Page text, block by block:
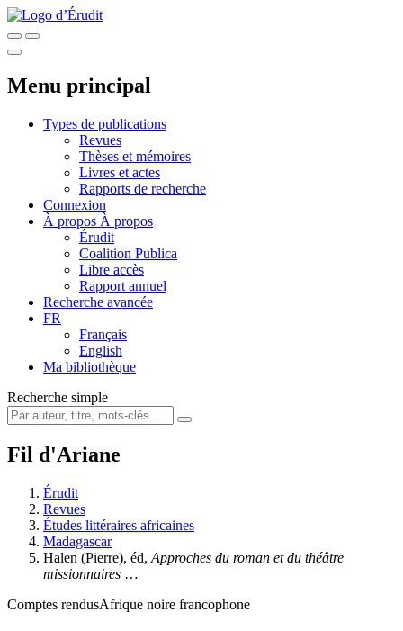
Menu principal
Types de publications
Revues
Thèses et mémoires
Livres et actes
Rapports de recherche
Connexion
À propos À propos
Érudit
Coalition Publica
Libre accès
Rapport annuel
Recherche avancée
FR
Français
English
Ma bibliothèque
Recherche simple
Fil d'Ariane
Érudit
Revues
Études littéraires africaines
Madagascar
Halen (Pierre), éd, Approches du roman et du théâtre
missionnaires …
Comptes rendusAfrique noire francophone